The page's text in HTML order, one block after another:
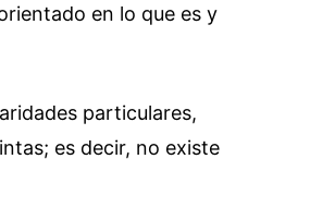
en lo que es y
particulares,
es decir, no existe